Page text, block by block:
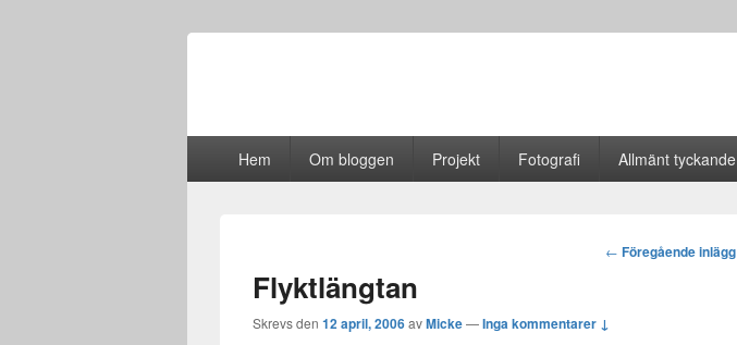
Hem Om bloggen Projekt Fotografi Allmänt tyckande
Post
← Föregående inlägg
Flyktlängtan
Skrevs den 12 april, 2006avMicke—Inga kommentarer ↓